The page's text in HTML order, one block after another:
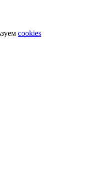
cookies